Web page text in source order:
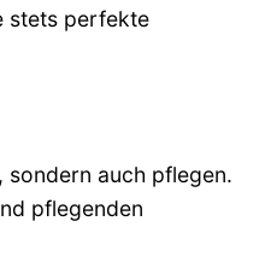
stets perfekte
auch pflegen.
pflegenden